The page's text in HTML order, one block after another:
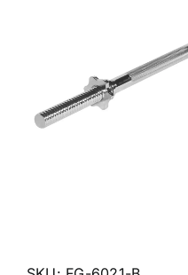
Yoga – Pilates – Massage
Δάπεδα Γυμναστηρίου